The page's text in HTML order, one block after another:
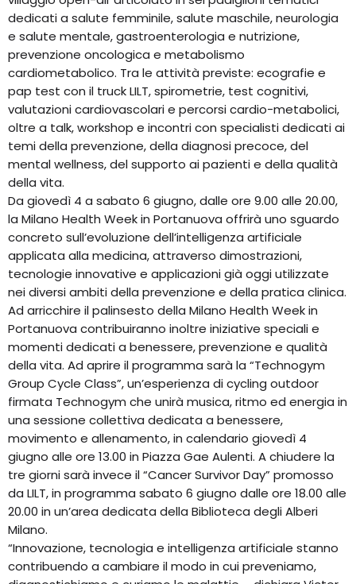
dedicati a salute femminile, salute maschile, neurologia
e salute mentale, gastroenterologia e nutrizione,
prevenzione oncologica e metabolismo
cardiometabolico. Tra le attività previste: ecografie e
pap test con il truck LILT, spirometrie, test cognitivi,
valutazioni cardiovascolari e percorsi cardio-metabolici,
oltre a talk, workshop e incontri con specialisti dedicati ai
temi della prevenzione, della diagnosi precoce, del
mental wellness, del supporto ai pazienti e della qualità
della vita.
Da giovedì 4 a sabato 6 giugno, dalle ore 9.00 alle 20.00,
la Milano Health Week in Portanuova offrirà uno sguardo
concreto sull’evoluzione dell’intelligenza artificiale
applicata alla medicina, attraverso dimostrazioni,
tecnologie innovative e applicazioni già oggi utilizzate
nei diversi ambiti della prevenzione e della pratica clinica.
Ad arricchire il palinsesto della Milano Health Week in
Portanuova contribuiranno inoltre iniziative speciali e
momenti dedicati a benessere, prevenzione e qualità
della vita. Ad aprire il programma sarà la “Technogym
Group Cycle Class”, un’esperienza di cycling outdoor
firmata Technogym che unirà musica, ritmo ed energia in
una sessione collettiva dedicata a benessere,
movimento e allenamento, in calendario giovedì 4
giugno alle ore 13.00 in Piazza Gae Aulenti. A chiudere la
tre giorni sarà invece il “Cancer Survivor Day” promosso
da LILT, in programma sabato 6 giugno dalle ore 18.00 alle
20.00 in un’area dedicata della Biblioteca degli Alberi
Milano.
“Innovazione, tecnologia e intelligenza artificiale stanno
contribuendo a cambiare il modo in cui preveniamo,